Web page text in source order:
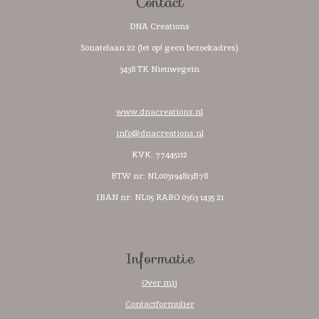
DNA Creations
Sonatelaan 22 (let op! geen bezoekadres)
3438 TK Nieuwegein
www.dnacreations.nl
info@dnacreations.nl
KVK: 77445112
BTW nr: NL003194813B78
IBAN nr: NL05 RABO 0363 1435 21
Informatie
Over mij
Contactformulier